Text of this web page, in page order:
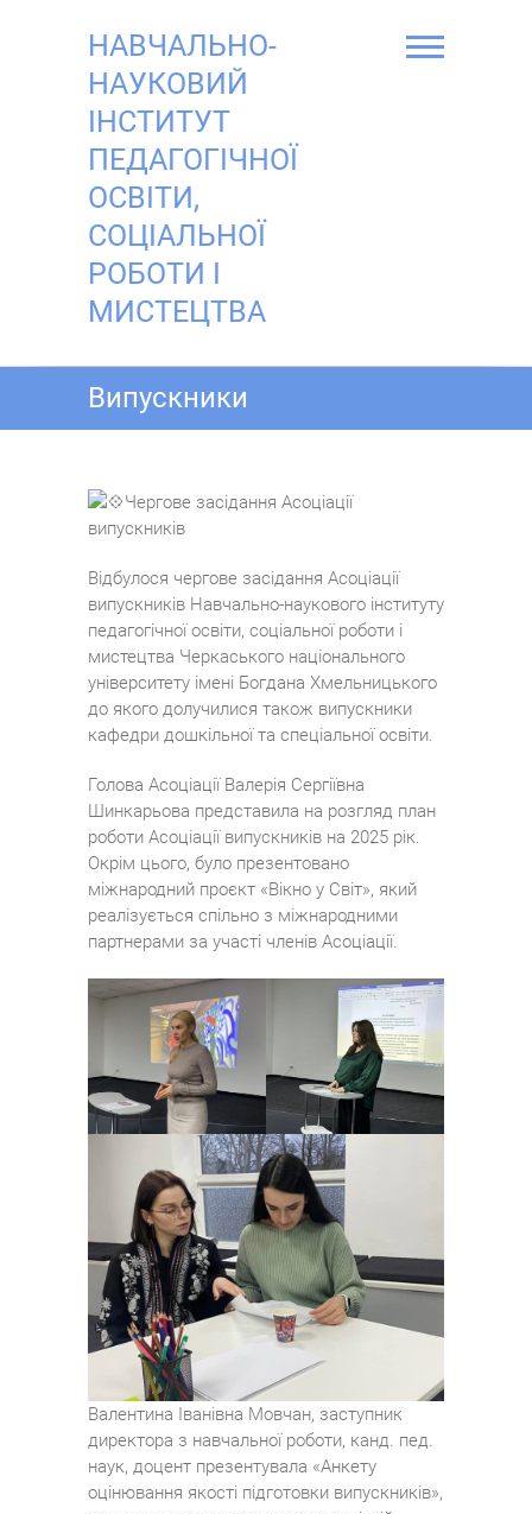
НАВЧАЛЬНО-
НАУКОВИЙ
ІНСТИТУТ
ПЕДАГОГІЧНОЇ
ОСВІТИ,
СОЦІАЛЬНОЇ
РОБОТИ І
МИСТЕЦТВА
Випускники
Чергове засідання Асоціації
випускників
Відбулося чергове засідання Асоціації
випускників Навчально-наукового інституту
педагогічної освіти, соціальної роботи і
мистецтва Черкаського національного
університету імені Богдана Хмельницького
до якого долучилися також випускники
кафедри дошкільної та спеціальної освіти.
Голова Асоціації Валерія Сергіївна
Шинкарьова представила на розгляд план
роботи Асоціації випускників на 2025 рік.
Окрім цього, було презентовано
міжнародний проєкт «Вікно у Світ», який
реалізується спільно з міжнародними
партнерами за участі членів Асоціації.
Валентина Іванівна Мовчан, заступник
директора з навчальної роботи, канд. пед.
наук, доцент презентувала «Анкету
оцінювання якості підготовки випускників»,